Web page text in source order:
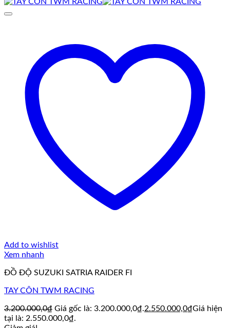
Add to wishlist
Xem nhanh
ĐỒ ĐỘ SUZUKI SATRIA RAIDER FI
TAY CÔN TWM RACING
3.200.000,0₫ Giá gốc là: 3.200.000,0₫.2.550.000,0₫Giá hiện
tại là: 2.550.000,0₫.